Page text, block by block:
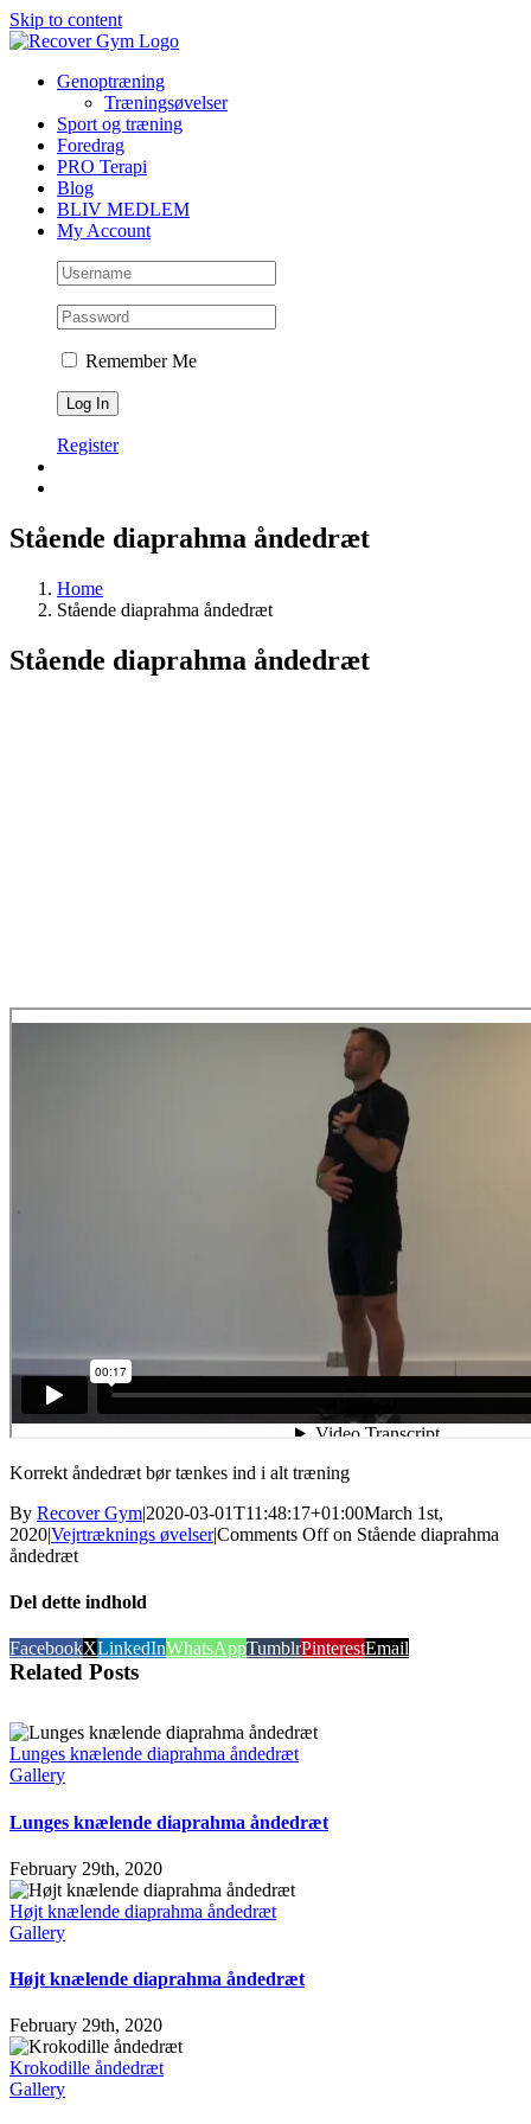
Skip to content
Genoptræning
Træningsøvelser
Sport og træning
Foredrag
PRO Terapi
Blog
BLIV MEDLEM
My Account
Remember Me
Register
Stående diaprahma åndedræt
Home
Stående diaprahma åndedræt
Stående diaprahma åndedræt
Korrekt åndedræt bør tænkes ind i alt træning
By Recover Gym|2020-03-01T11:48:17+01:00March 1st,
2020|Vejrtræknings øvelser|Comments Offon Stående diaprahma
åndedræt
Del dette indhold
FacebookXLinkedInWhatsAppTumblrPinterestEmail
Related Posts
Lunges knælende diaprahma åndedræt
Gallery
Lunges knælende diaprahma åndedræt
February 29th, 2020
Højt knælende diaprahma åndedræt
Gallery
Højt knælende diaprahma åndedræt
February 29th, 2020
Krokodille åndedræt
Gallery